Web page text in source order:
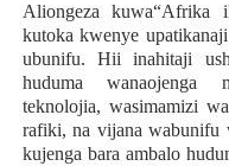
Aliongeza kuwa“Afrika
kutoka kwenye
ubunifu. Hii inahitaji
huduma wanaojenga
teknolojia, wasimamizi
rafiki, na vijana wabunifu
kujenga bara ambalo